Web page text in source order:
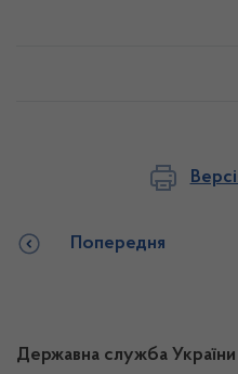
Попередня
Державна служба України